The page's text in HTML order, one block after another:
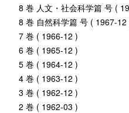
8 巻 人文・社会科学篇 号 (
8 巻 自然科学篇 号 ( 1967-12
7 巻 ( 1966-12 )
6 巻 ( 1965-12 )
5 巻 ( 1964-12 )
4 巻 ( 1963-12 )
3 巻 ( 1962-12 )
2 巻 ( 1962-03 )